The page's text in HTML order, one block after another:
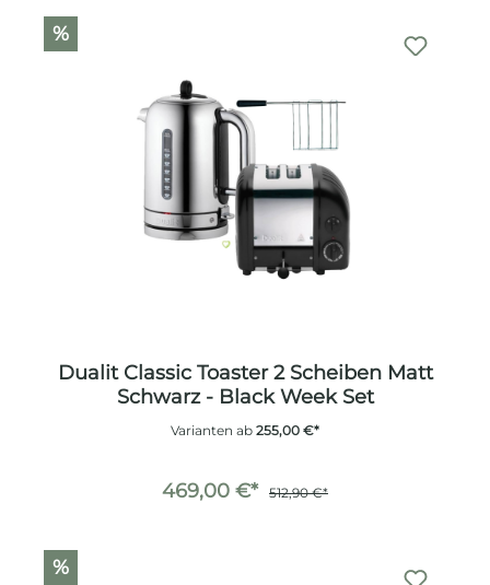
%
Dualit Classic Toaster 2 Scheiben Matt
Schwarz - Black Week Set
Varianten ab 255,00 €*
469,00 €* 512,90 €*
%